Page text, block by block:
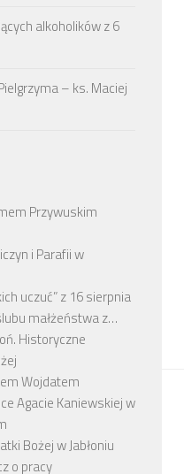
alkoholików z 6
– ks. Maciej
Przywuskim
i Parafii w
uczuć” z 16 sierpnia
małżeństwa z…
Historyczne
Wojdatem
Agacie Kaniewskiej w
Bożej w Jabłoniu
o pracy